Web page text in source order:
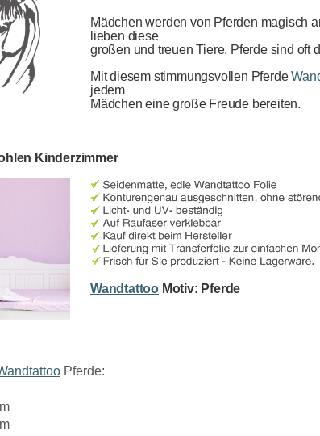
Mädchen werden von Pferden magisch
lieben diese
großen und treuen Tiere. Pferde sind oft
Mit diesem stimmungsvollen Pferde
jedem
Mädchen eine große Freude bereiten.
Kinderzimmer
Wandtattoo Motiv: Pferde
Pferde: